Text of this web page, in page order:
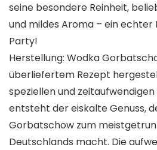
seine besondere Reinheit,
und mildes Aroma – ein
Party!
Herstellung: Wodka
überliefertem Rezept
speziellen und
entsteht der eiskalte Genuss,
Gorbatschow zum
Deutschlands macht. Die